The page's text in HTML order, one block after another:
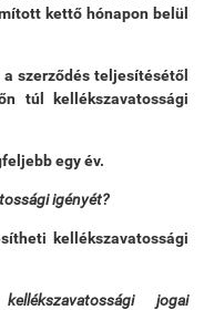
kettő hónapon belül
szerződés teljesítésétől
túl kellékszavatossági
egy év.
igényét?
kellékszavatossági
jogai